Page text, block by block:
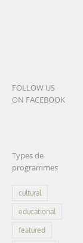
FOLLOW US
ON FACEBOOK
Types de
programmes
cultural
educational
featured